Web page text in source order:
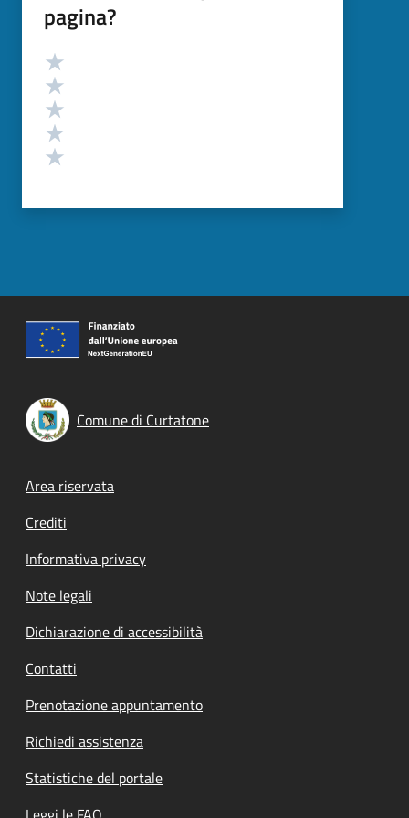
pagina?
Valutazione
Comune di Curtatone
Footer menu
Area riservata
Crediti
Informativa privacy
Note legali
Dichiarazione di accessibilità
Contatti
Prenotazione appuntamento
Richiedi assistenza
Statistiche del portale